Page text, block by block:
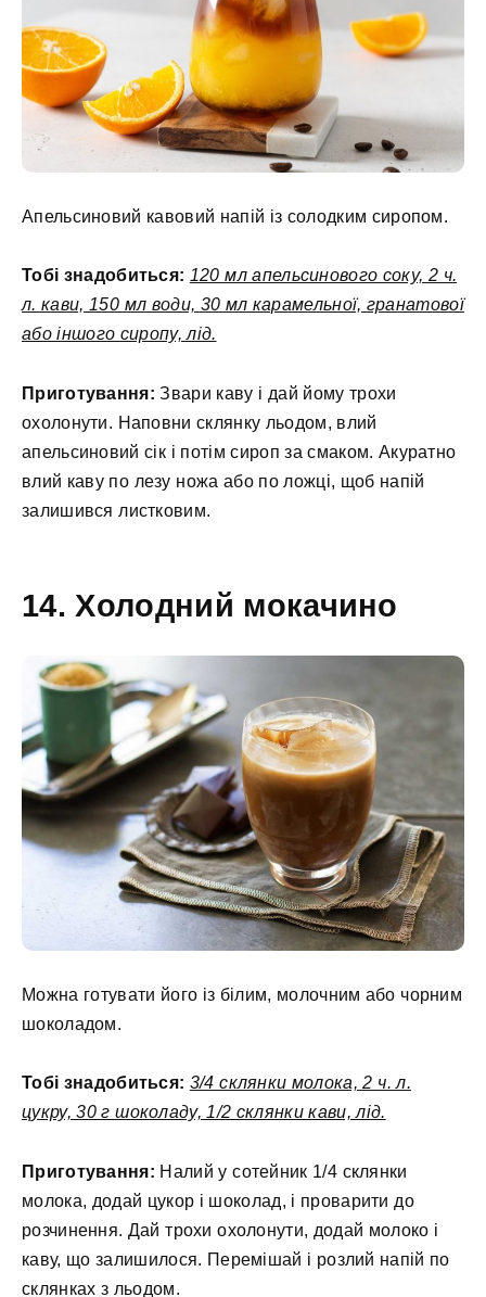
Апельсиновий кавовий напій із солодким сиропом.
Тобі знадобиться: 120 мл апельсинового соку, 2 ч.
л. кави, 150 мл води, 30 мл карамельної, гранатової
або іншого сиропу, лід.
Приготування: Звари каву і дай йому трохи
охолонути. Наповни склянку льодом, влий
апельсиновий сік і потім сироп за смаком. Акуратно
влий каву по лезу ножа або по ложці, щоб напій
залишився листковим.
14. Холодний мокачино
Можна готувати його із білим, молочним або чорним
шоколадом.
Тобі знадобиться: 3/4 склянки молока, 2 ч. л.
цукру, 30 г шоколаду, 1/2 склянки кави, лід.
Приготування: Налий у сотейник 1/4 склянки
молока, додай цукор і шоколад, і проварити до
розчинення. Дай трохи охолонути, додай молоко і
каву, що залишилося. Перемішай і розлий напій по
склянках з льодом.